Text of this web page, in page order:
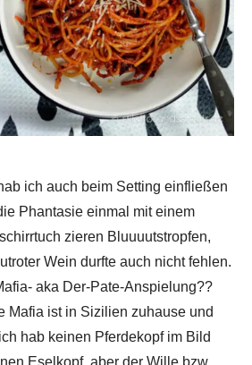
ich auch beim Setting einfließen
Phantasie einmal mit einem
zieren Bluuuutstropfen,
Wein durfte auch nicht fehlen.
aka Der-Pate-Anspielung??
Mafia ist in Sizilien zuhause und
hab keinen Pferdekopf im Bild